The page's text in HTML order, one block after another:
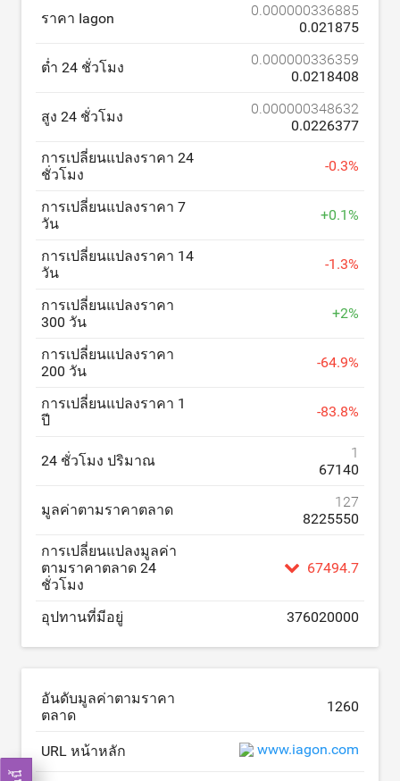
ราคา Iagon
0.000000336885
0.021875
ต่ำ 24 ชั่วโมง
0.000000336359
0.0218408
สูง 24 ชั่วโมง
0.000000348632
0.0226377
การเปลี่ยนแปลงราคา 24
ชั่วโมง
-0.3%
การเปลี่ยนแปลงราคา 7
วัน
+0.1%
การเปลี่ยนแปลงราคา 14
วัน
-1.3%
การเปลี่ยนแปลงราคา
300 วัน
+2%
การเปลี่ยนแปลงราคา
200 วัน
-64.9%
การเปลี่ยนแปลงราคา 1
ปี
-83.8%
24 ชั่วโมง ปริมาณ
1
67140
มูลค่าตามราคาตลาด
127
8225550
การเปลี่ยนแปลงมูลค่า
ตามราคาตลาด 24
ชั่วโมง
67494.7
อุปทานที่มีอยู่ 376020000
อันดับมูลค่าตามราคา
ตลาด
1260
URL หน้าหลัก www.iagon.com